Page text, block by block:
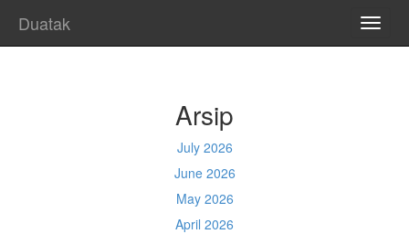
Duatak
Arsip
July 2026
June 2026
May 2026
April 2026